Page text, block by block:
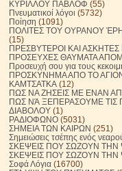
ΚΥΡΙΛΛΟΥ ΠΑΒΛΟΦ (55)
Πνευματικοί λόγοι (5732)
Ποίηση (1091)
ΠΟΛΙΤΕΣ ΤΟΥ ΟΥΡΑΝΟΥ
(15)
ΠΡΕΣΒΥΤΕΡΟΙ ΚΑΙ ΑΣΚΗΤΕΣ
ΠΡΟΣΕΥΧΕΣ ΘΑΥΜΑΤΑ
Προσευχή σου για τους
ΠΡΟΣΚΥΝΗΜΑ ΑΠΟ ΤΟ
ΚΑΜΤΣΑΤΚΑ (12)
ΠΩΣ ΝΑ ΖΗΣΕΙΣ ΜΕ ΕΝΑΝ
ΠΩΣ ΝΆ ΞΕΠΕΡΑΣΟΥΜΕ ΤΙΣ
ΔΙΑΒΟΛΟΥ (1)
ΡΑΔΙΟΦΩΝΟ (5031)
ΣΗΜΕΙΑ ΤΩΝ ΚΑΙΡΩΝ (251)
Σημειώσεις τσέπης ενός
ΣΚΕΨΕΙΣ ΠΟΥ ΣΩΖΟΥΝ ΤΗΝ
ΣΚΕΨΕΙΣ ΠΟΥ ΣΩΖΟΥΝ ΤΗΝ
Σοφά Λόγια (16700)